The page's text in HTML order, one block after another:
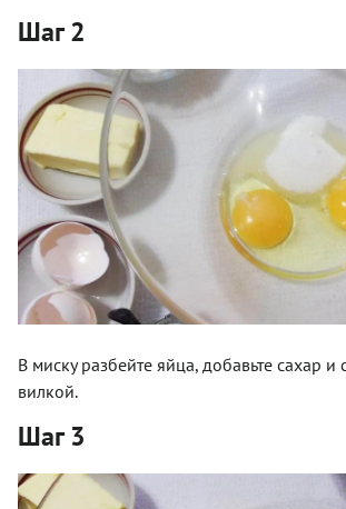
Шаг 2
В миску разбейте яйца, добавьте сахар и
вилкой.
Шаг 3